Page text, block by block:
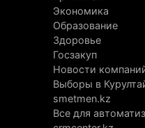
области
катеров для
академию пилотов
2026 г. 08:29
City Authority
по
Экономика
Образование
Здоровье
Госзакуп
Новости
Выборы в
smetmen.kz
Все для